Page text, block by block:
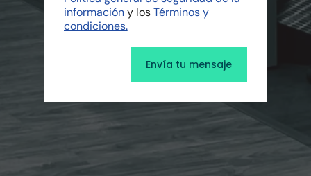
información y los Términos y
condiciones.